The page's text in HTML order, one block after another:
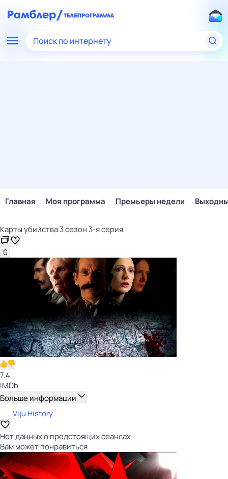
Поиск по интернету
Главная Моя программа Премьеры недели
Карты убийства 3 сезон 3-я серия
0
7.4
IMDb
Больше информации
Viju History
Нет данных о предстоящих сеансах
Вам может понравиться